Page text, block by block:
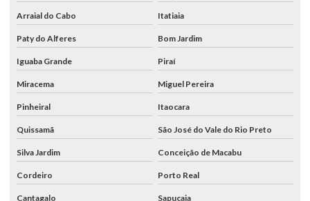
Arraial do Cabo Itatiaia
Paty do Alferes Bom Jardim
Iguaba Grande Piraí
Miracema Miguel Pereira
Pinheiral Itaocara
Quissamã São José do Vale do Rio Preto
Silva Jardim Conceição de Macabu
Cordeiro Porto Real
Cantagalo Sapucaia